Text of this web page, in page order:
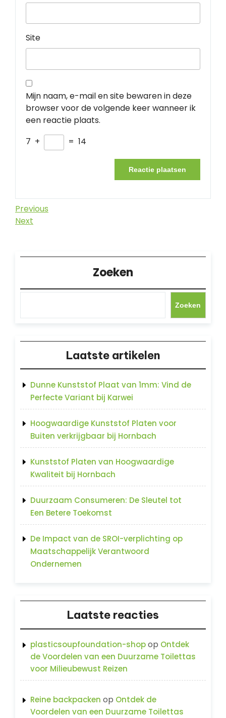
Site
Mijn naam, e-mail en site bewaren in deze
browser voor de volgende keer wanneer ik
een reactie plaats.
7 + = 14
Berichtnavigatie
Previous
Post
Previous
Next
Next
Zoeken
Zoeken
Laatste artikelen
Dunne Kunststof Plaat van 1mm: Vind de
Perfecte Variant bij Karwei
Hoogwaardige Kunststof Platen voor
Buiten verkrijgbaar bij Hornbach
Kunststof Platen van Hoogwaardige
Kwaliteit bij Hornbach
Duurzaam Consumeren: De Sleutel tot
Een Betere Toekomst
De Impact van de SROI-verplichting op
Maatschappelijk Verantwoord
Ondernemen
Laatste reacties
plasticsoupfoundation-shopop Ontdek
de Voordelen van een Duurzame Toilettas
voor Milieubewust Reizen
Reine backpacken op Ontdek de
Voordelen van een Duurzame Toilettas